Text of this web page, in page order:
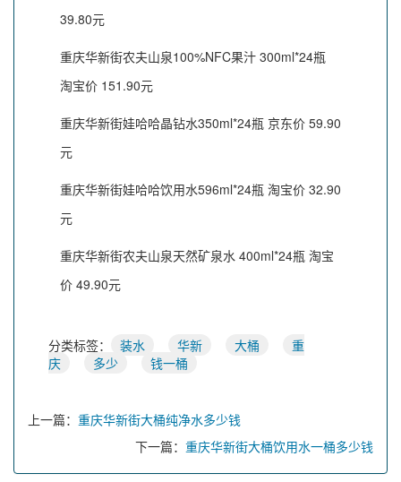
39.80元
重庆华新街农夫山泉100%NFC果汁 300ml*24瓶
淘宝价 151.90元
重庆华新街娃哈哈晶钻水350ml*24瓶 京东价 59.90
元
重庆华新街娃哈哈饮用水596ml*24瓶 淘宝价 32.90
元
重庆华新街农夫山泉天然矿泉水 400ml*24瓶 淘宝
价 49.90元
分类标签： 装水 华新 大桶
重
庆
多少 钱一桶
上一篇： 重庆华新街大桶纯净水多少钱
下一篇： 重庆华新街大桶饮用水一桶多少钱